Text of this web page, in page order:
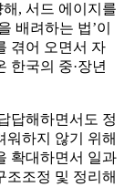
, 서드 에이지를
배려하는 법’이
겪어 오면서 자
한국의 중·장년
답해하면서도 정
워하지 않기 위해
확대하면서 일과
조조정 및 정리해